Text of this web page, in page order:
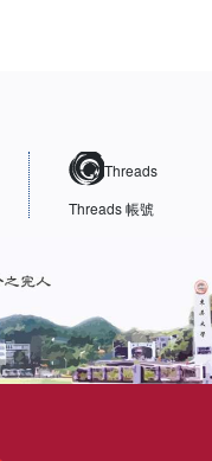
Threads
Threads 帳號